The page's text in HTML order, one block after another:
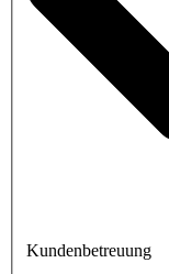
Kundenbetreuung